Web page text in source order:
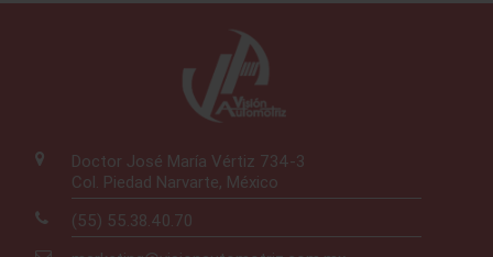
Doctor José María Vértiz 734-3
Col. Piedad Narvarte, México
(55) 55.38.40.70